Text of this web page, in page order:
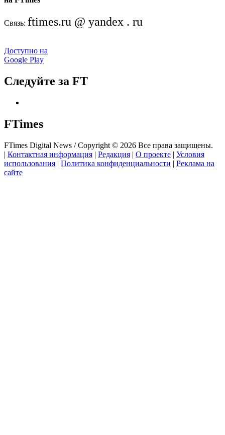
Связь: ftimes.ru @ yandex . ru
Доступно на
Google Play
Следуйте за FT
FTimes
FTimes Digital News / Copyright © 2026 Все права защищены.
| Контактная информация | Редакция | О проекте | Условия
использования | Политика конфиденциальности | Реклама на
сайте